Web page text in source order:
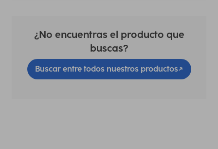
¿No encuentras el producto que
buscas?
Buscar entre todos nuestros productos